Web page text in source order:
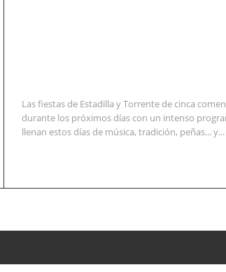
Las fiestas de Estadilla y Torrente de cinca
durante los próximos días con un intenso
llenan estos días de música, tradición, peñas... y...